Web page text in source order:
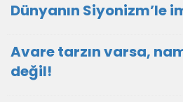
Dünyanın Siyonizm’le
Avare tarzın varsa,
değil!